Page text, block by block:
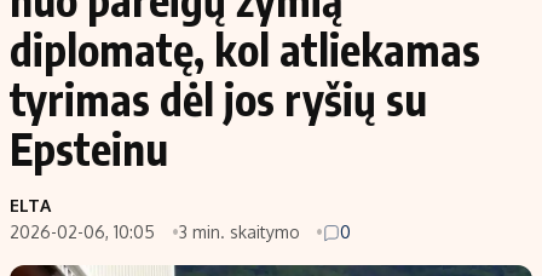
Energetika
Ekonomika
Politika
NT ir statybos
Technologijos
Laisvalaikis
Populiarios temos
diplomatę, kol atliekamas
tyrimas dėl jos ryšių su
Epsteinu
ELTA
2026-02-06, 10:05
3 min. skaitymo 0